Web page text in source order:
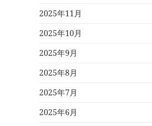
2025年11月
2025年10月
2025年9月
2025年8月
2025年7月
2025年6月